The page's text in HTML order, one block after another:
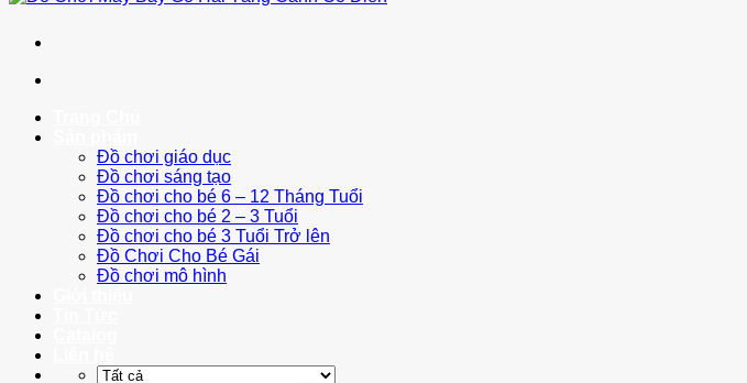
Đồ chơi giáo dục
Đồ chơi sáng tạo
Đồ chơi cho bé 6 – 12 Tháng Tuổi
Đồ chơi cho bé 2 – 3 Tuổi
Đồ chơi cho bé 3 Tuổi Trở lên
Đồ Chơi Cho Bé Gái
Đồ chơi mô hình